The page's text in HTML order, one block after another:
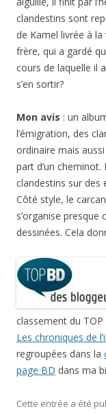
clandestins sont
de Kamel livrée à
frère, qui a gardé
cours de laquelle il
s’en sortir?
Mon avis : un
l’émigration, des
ordinaire mais
part d’un cheminot.
clandestins sur des
Côté style, le
s’organise
dessinées. Cela
classement du
Les chroniques de
regroupées dans la
page BD dans ma
Cette entrée a été